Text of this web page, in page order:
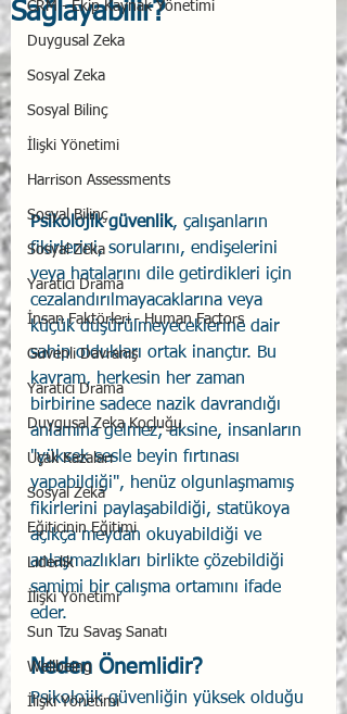
CRM - Ekip Kaynak Yönetimi
Duygusal Zeka
Sosyal Zeka
Sosyal Bilinç
İlişki Yönetimi
Harrison Assessments
Sosyal Bilinç
Sosyal Zeka
Yaratıcı Drama
İnsan Faktörleri - Human Factors
Güvenli Davranış
Yaratıcı Drama
Duygusal Zeka Koçluğu
Uçak Kazaları
Sosyal Zekâ
Eğiticinin Eğitimi
Liderlik
İlişki Yönetimi
Sun Tzu Savaş Sanatı
Wellbeing
İlişki Yönetimi
Sağlayabilir?
Psikolojik güvenlik, çalışanların
fikirlerini, sorularını, endişelerini
veya hatalarını dile getirdikleri için
cezalandırılmayacaklarına veya
küçük düşürülmeyeceklerine dair
sahip oldukları ortak inançtır. Bu
kavram, herkesin her zaman
birbirine sadece nazik davrandığı
anlamına gelmez; aksine, insanların
"yüksek sesle beyin fırtınası
yapabildiği", henüz olgunlaşmamış
fikirlerini paylaşabildiği, statükoya
açıkça meydan okuyabildiği ve
anlaşmazlıkları birlikte çözebildiği
samimi bir çalışma ortamını ifade
eder.
Neden Önemlidir?
Psikolojik güvenliğin yüksek olduğu